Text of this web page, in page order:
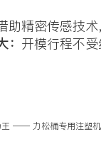
助精密传感技
开模行程不
王 —— 力松桶专用注塑机